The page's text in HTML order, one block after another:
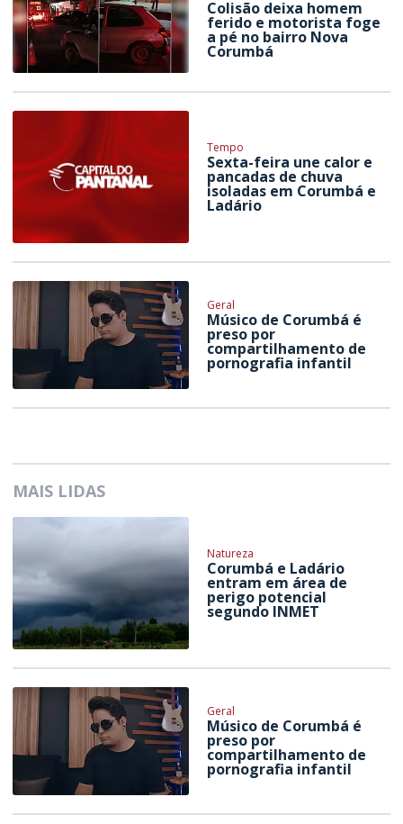
Colisão deixa homem
ferido e motorista foge
a pé no bairro Nova
Corumbá
Tempo
Sexta-feira une calor e
pancadas de chuva
isoladas em Corumbá e
Ladário
Geral
Músico de Corumbá é
preso por
compartilhamento de
pornografia infantil
MAIS LIDAS
Natureza
Corumbá e Ladário
entram em área de
perigo potencial
segundo INMET
Geral
Músico de Corumbá é
preso por
compartilhamento de
pornografia infantil